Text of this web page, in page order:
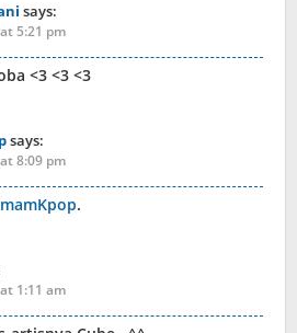
says:
5:21 pm
<3 <3 <3
says:
8:09 pm
.
1:11 am